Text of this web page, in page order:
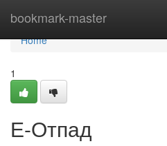
bookmark-master
Home
Home
1
Е-Отпад